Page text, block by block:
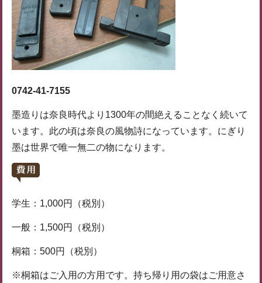
0742-41-7155
墨造りは奈良時代より1300年の間絶えることなく続いて
います。此の頃は奈良の風物詩になっています。にぎり
墨は世界で唯一無二の物になります。
学生：1,000円（税別）
一般：1,500円（税別）
桐箱：500円（税別）
※桐箱はご入用の方用です。持ち帰り用の袋はご用意さ